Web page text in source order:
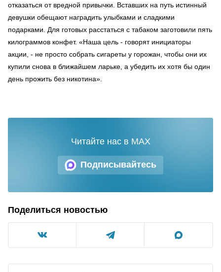
отказаться от вредной привычки. Вставших на путь истинный
девушки обещают наградить улыбками и сладкими
подарками. Для готовых расстаться с табаком заготовили пять
килограммов конфет. «Наша цель - говорят инициаторы
акции, - не просто собрать сигареты у горожан, чтобы они их
купили снова в ближайшем ларьке, а убедить их хотя бы один
день прожить без никотина».
Подписывайтесь
Читайте нас в MAX
Поделиться новостью